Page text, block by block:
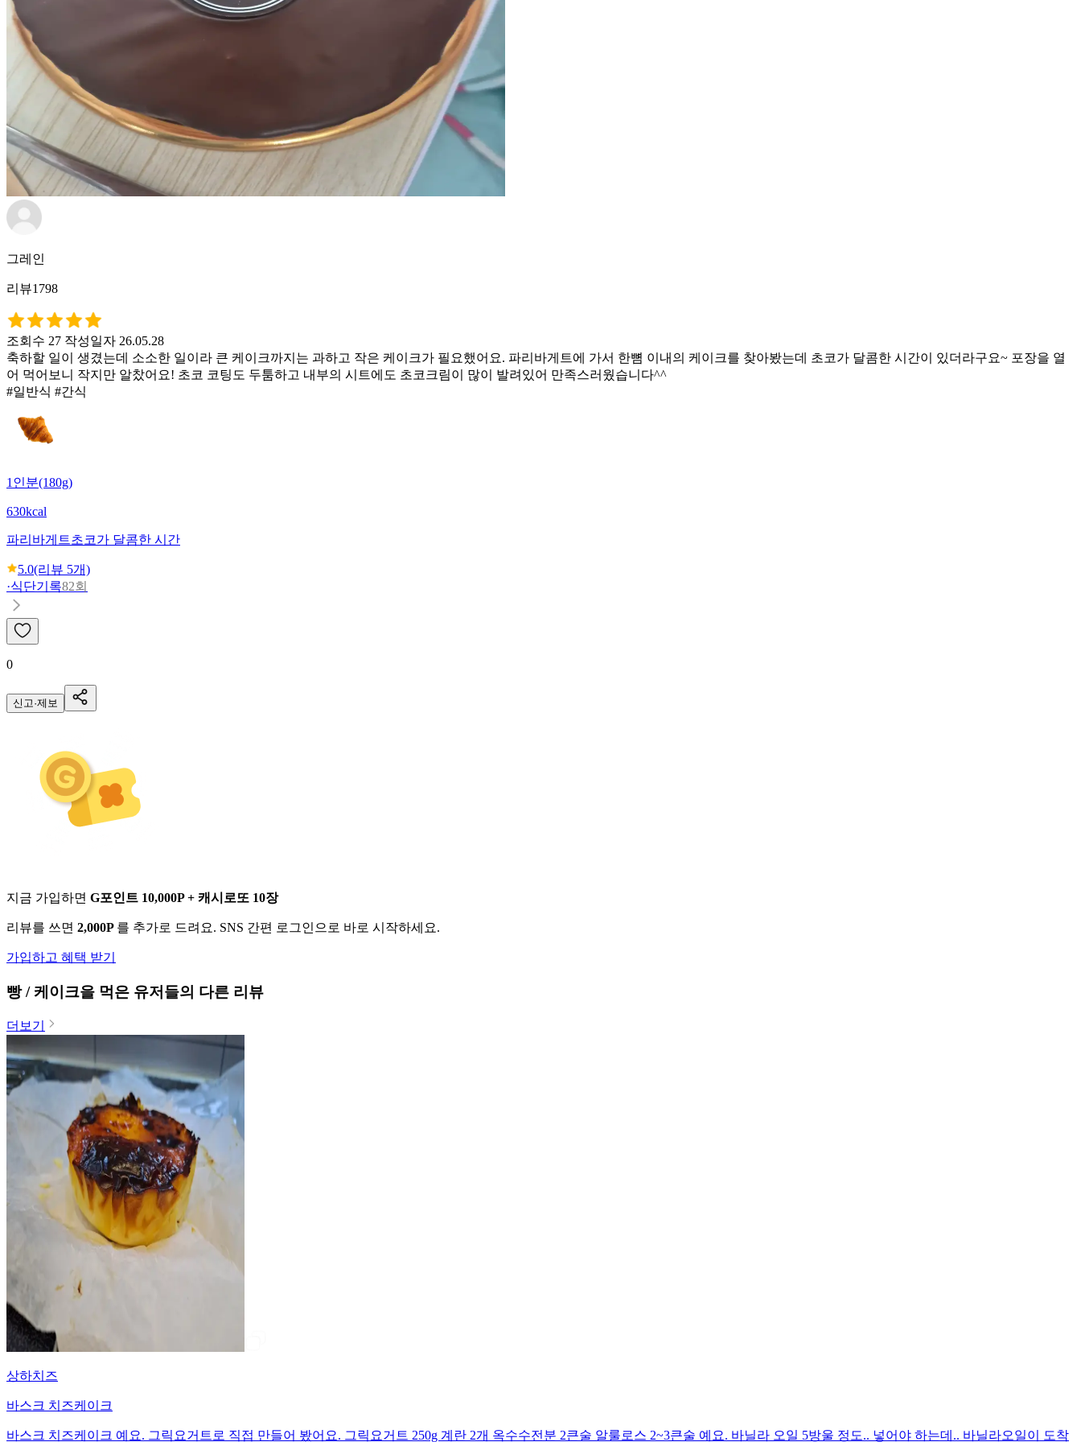
그레인
리뷰1798
조회수 27 작성일자 26.05.28
축하할 일이 생겼는데 소소한 일이라 큰 케이크까지는 과하고 작은 케이크가 필요했어요. 파리바게트에 가서 한뼘 이내의 케이크를 찾아봤는데 초코가 달콤한 시간이 있더라구요~ 포장을 열
어 먹어보니 작지만 알찼어요! 초코 코팅도 두툼하고 내부의 시트에도 초코크림이 많이 발려있어 만족스러웠습니다^^
#일반식 #간식
1인분(180g)
630kcal
파리바게트초코가 달콤한 시간
5.0(리뷰 5개)
·식단기록82회
0
신고·제보
지금 가입하면 G포인트 10,000P + 캐시로또 10장
리뷰를 쓰면 2,000P 를 추가로 드려요. SNS 간편 로그인으로 바로 시작하세요.
가입하고 혜택 받기
빵 / 케이크을 먹은 유저들의 다른 리뷰
더보기
상하치즈
바스크 치즈케이크
바스크 치즈케이크 예요. 그릭요거트로 직접 만들어 봤어요. 그릭요거트 250g 계란 2개 옥수수전분 2큰술 알룰로스 2~3큰술 예요. 바닐라 오일 5방울 정도.. 넣어야 하는데.. 바닐라오일이 도착